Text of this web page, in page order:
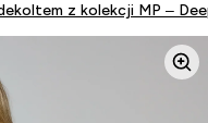
z kolekcji MP –